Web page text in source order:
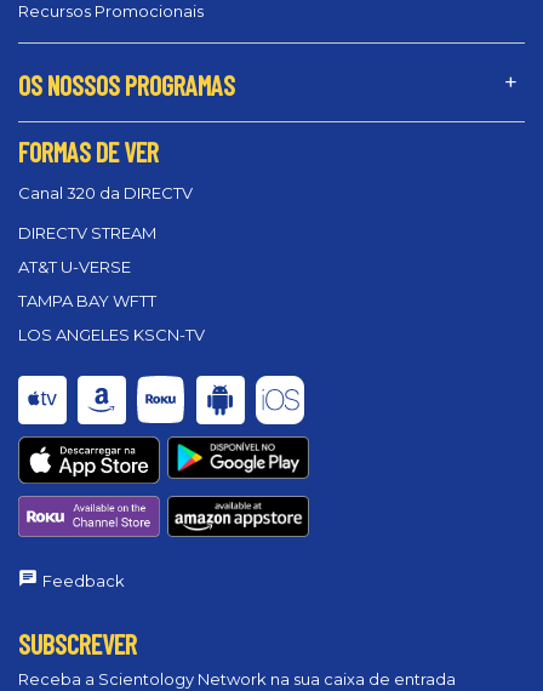
Recursos Promocionais
OS NOSSOS PROGRAMAS
FORMAS DE VER
Canal 320 da DIRECTV
DIRECTV STREAM
AT&T U-VERSE
TAMPA BAY WFTT
LOS ANGELES KSCN-TV
Feedback
SUBSCREVER
Receba a Scientology Network na sua caixa de entrada